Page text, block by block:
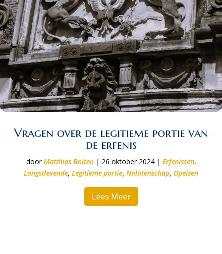
Vragen over de legitieme portie van
de erfenis
doorMatthias Boiten| 26 oktober 2024| Erfenissen,
Langstlevende, Legitieme portie, Nalatenschap, Opeisen
Lees Meer